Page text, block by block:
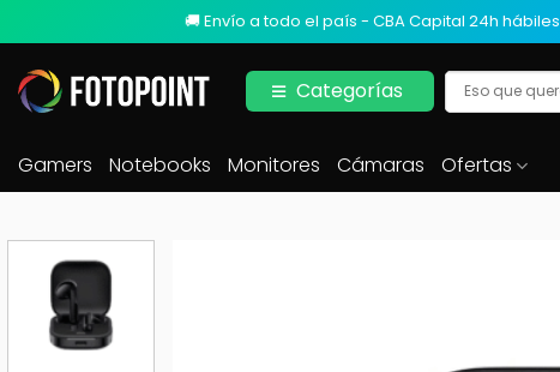
🚚 Envío a todo el país - CBA Capital 24h hábiles
Categorías
Gamers Notebooks Monitores Cámaras Ofertas